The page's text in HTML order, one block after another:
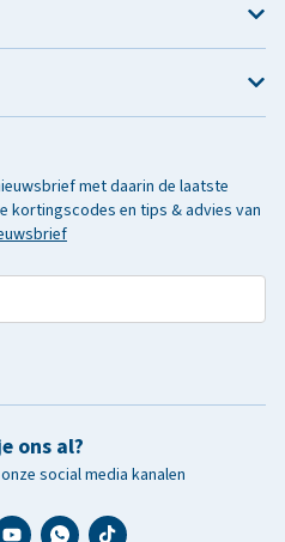
met daarin de laatste
kortingscodes en tips & advies van
ons al?
social media kanalen